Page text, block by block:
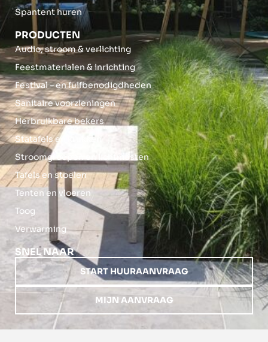
Spantent huren
PRODUCTEN
Audio, stroom & verlichting
Feestmaterialen & inrichting
Festival – en fuifbenodigdheden
Sanitaire voorzieningen
Herbruikbare bekers
Statafels en krukken
Stroomgroepen en lichtmasten
Tafels en stoelen
Tenten en vloeren
Toog
Verwarming
SNEL NAAR
START HUURAANVRAAG
MIJN AANVRAAG